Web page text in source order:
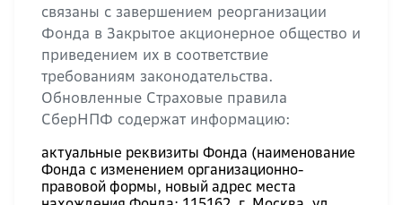
связаны с завершением реорганизации
Фонда в Закрытое акционерное общество и
приведением их в соответствие
требованиям законодательства.
Обновленные Страховые правила
СберНПФ содержат информацию:
актуальные реквизиты Фонда (наименование
Фонда c изменением организационно-
правовой формы, новый адрес места